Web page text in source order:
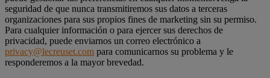
seguridad de que nunca transmitiremos sus datos a terceras
organizaciones para sus propios fines de marketing sin su permiso.
Para cualquier información o para ejercer sus derechos de
privacidad, puede enviarnos un correo electrónico a
privacy@lecreuset.com para comunicarnos su problema y le
responderemos a la mayor brevedad.